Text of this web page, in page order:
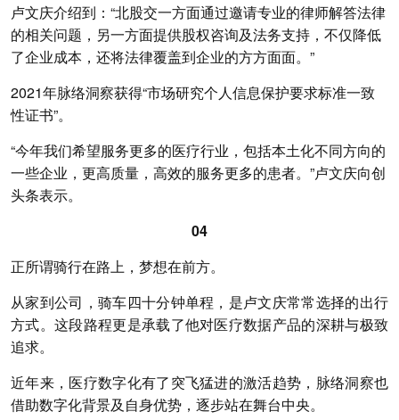
卢文庆介绍到：“北股交一方面通过邀请专业的律师解答法律
的相关问题，另一方面提供股权咨询及法务支持，不仅降低
了企业成本，还将法律覆盖到企业的方方面面。”
2021年脉络洞察获得“市场研究个人信息保护要求标准一致
性证书”。
“今年我们希望服务更多的医疗行业，包括本土化不同方向的
一些企业，更高质量，高效的服务更多的患者。”卢文庆向创
头条表示。
04
正所谓骑行在路上，梦想在前方。
从家到公司，骑车四十分钟单程，是卢文庆常常选择的出行
方式。这段路程更是承载了他对医疗数据产品的深耕与极致
追求。
近年来，医疗数字化有了突飞猛进的激活趋势，脉络洞察也
借助数字化背景及自身优势，逐步站在舞台中央。